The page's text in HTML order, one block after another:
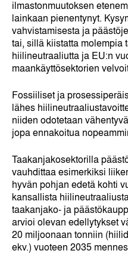
ilmastonmuutoksen
lainkaan pienentynyt.
vahvistamisesta ja
tai, sillä kiistatta molempia
hiilineutraaliutta ja EU:n
maankäyttösektorien
Fossiiliset ja
lähes
niiden odotetaan
jopa ennakoitua
Taakanjakosektorilla
vauhdittaa esimerkiksi
hyvän pohjan edetä kohti
kansallista
taakanjako- ja
arvioi olevan edellytykset
20 miljoonaan tonniin
ekv.) vuoteen 2035